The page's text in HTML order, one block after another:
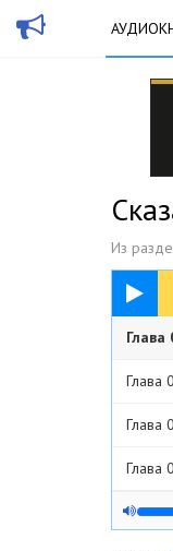
Из
00:44
Глава
Глава
Глава
Глава